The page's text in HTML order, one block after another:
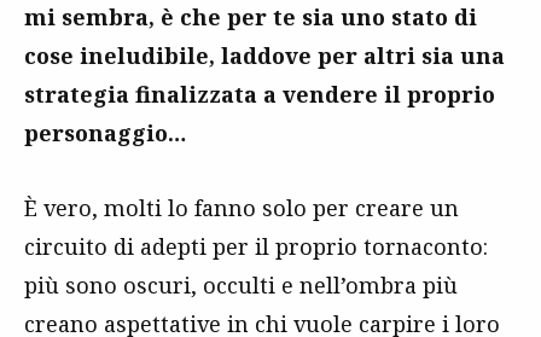
mi sembra, è che per te sia uno stato di
cose ineludibile, laddove per altri sia una
strategia finalizzata a vendere il proprio
personaggio…
È vero, molti lo fanno solo per creare un
circuito di adepti per il proprio tornaconto:
più sono oscuri, occulti e nell’ombra più
creano aspettative in chi vuole carpire i loro